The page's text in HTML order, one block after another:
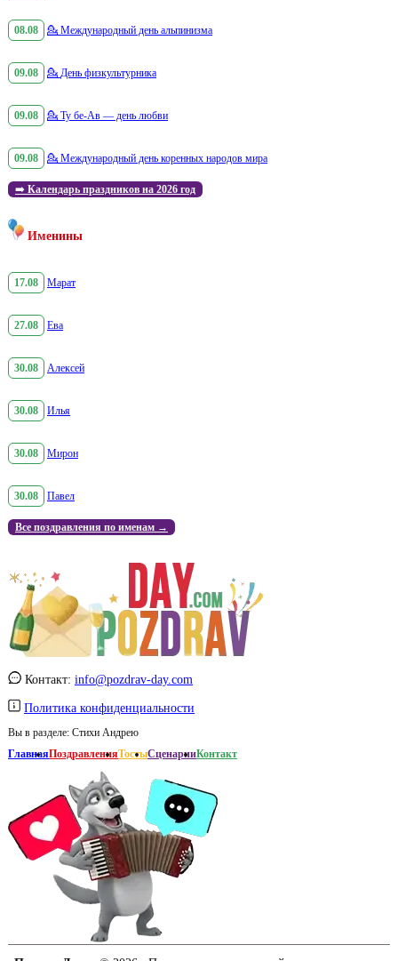
08.08 💁 Международный день альпинизма
09.08 💁 День физкультурника
09.08 💁 Ту бе-Ав — день любви
09.08 💁 Международный день коренных народов мира
➡️ Календарь праздников на 2026 год
Именины
17.08 Марат
27.08 Ева
30.08 Алексей
30.08 Илья
30.08 Мирон
30.08 Павел
Все поздравления по именам →
Контакт: info@pozdrav-day.com
Политика конфиденциальности
Вы в разделе: Стихи Андрею
ГлавнаяПоздравленияТостыСценарииКонтакт